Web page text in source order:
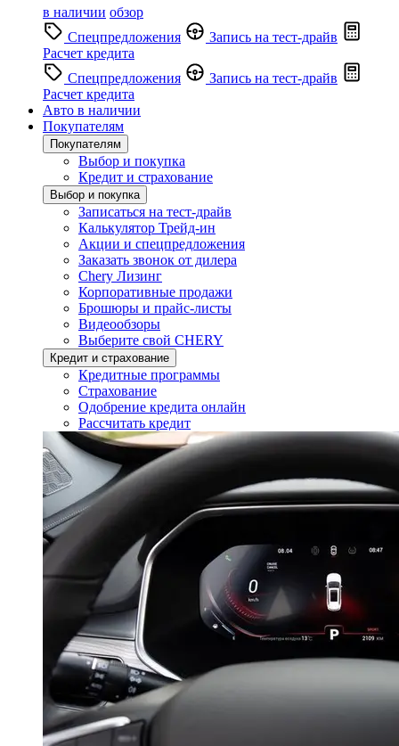
в наличии обзор
Спецпредложения
Запись на тест-драйв
Расчет кредита
Спецпредложения
Запись на тест-драйв
Расчет кредита
Авто в наличии
Покупателям
Покупателям
Выбор и покупка
Кредит и страхование
Выбор и покупка
Записаться на тест-драйв
Калькулятор Трейд-ин
Акции и спецпредложения
Заказать звонок от дилера
Chery Лизинг
Корпоративные продажи
Брошюры и прайс-листы
Видеообзоры
Выберите свой CHERY
Кредит и страхование
Кредитные программы
Страхование
Одобрение кредита онлайн
Рассчитать кредит